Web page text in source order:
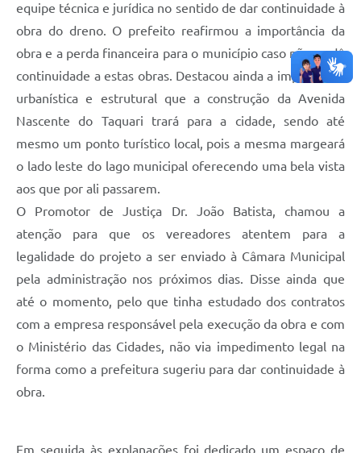
equipe técnica e jurídica no sentido de dar continuidade à
obra do dreno. O prefeito reafirmou a importância da
obra e a perda financeira para o município caso não se dê
continuidade a estas obras. Destacou ainda a importância
urbanística e estrutural que a construção da Avenida
Nascente do Taquari trará para a cidade, sendo até
mesmo um ponto turístico local, pois a mesma margeará
o lado leste do lago municipal oferecendo uma bela vista
aos que por ali passarem.
O Promotor de Justiça Dr. João Batista, chamou a
atenção para que os vereadores atentem para a
legalidade do projeto a ser enviado à Câmara Municipal
pela administração nos próximos dias. Disse ainda que
até o momento, pelo que tinha estudado dos contratos
com a empresa responsável pela execução da obra e com
o Ministério das Cidades, não via impedimento legal na
forma como a prefeitura sugeriu para dar continuidade à
obra.
Em seguida às explanações foi dedicado um espaço de